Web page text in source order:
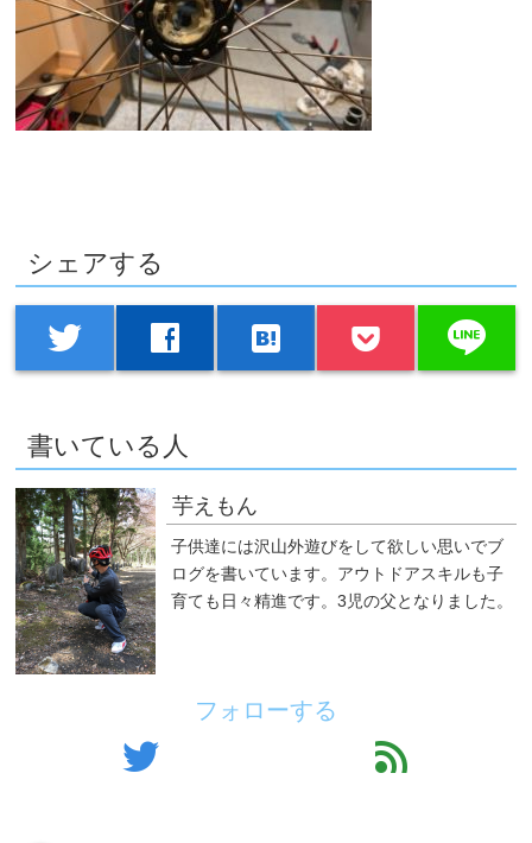
シェアする
twitter facebook hatenabookmark line
書いている人
芋えもん
子供達には沢山外遊びをして欲しい思いでブ
ログを書いています。アウトドアスキルも子
育ても日々精進です。3児の父となりました。
フォローする
twitter feed